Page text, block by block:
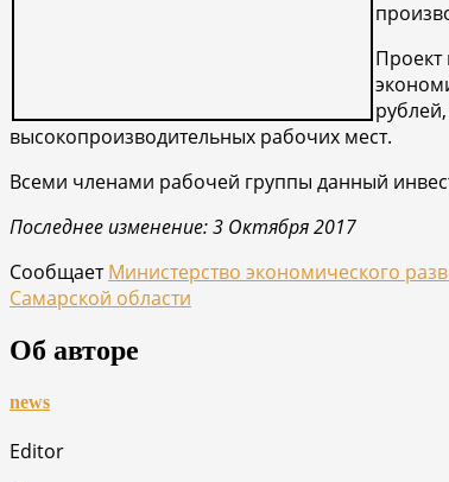
Проект
высокопроизводительных рабочих мест.
Всеми членами рабочей группы данный
Последнее изменение: 3 Октября 2017
СообщаетМинистерство экономического
Самарской области
Об авторе
news
Editor